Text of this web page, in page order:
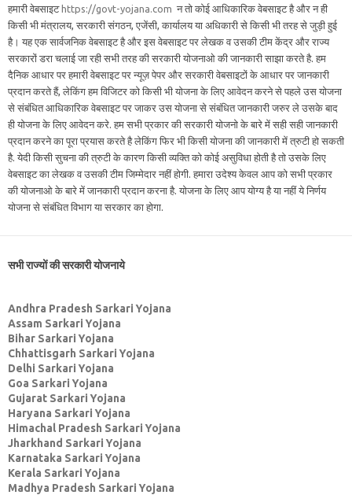
हमारी वेबसाइटhttps://govt-yojana.com न तो कोई आधिकारिक वेबसाइट है और न ही
किसी भी मंत्रालय, सरकारी संगठन, एजेंसी, कार्यालय या अधिकारी से किसी भी तरह से जुड़ी हुई
है। यह एक सार्वजनिक वेबसाइट है और इस वेबसाइट पर लेखक व उसकी टीम केंद्र और राज्य
सरकारों डरा चलाई जा रही सभी तरह की सरकारी योजनाओ की जानकारी साझा करते है. हम
दैनिक आधार पर हमारी वेबसाइट पर न्यूज़ पेपर और सरकारी वेबसाइटों के आधार पर जानकारी
प्रदान करते हैं, लेकिंग हम विजिटर को किसी भी योजना के लिए आवेदन करने से पहले उस योजना
से संबंधित आधिकारिक वेबसाइट पर जाकर उस योजना से संबंधित जानकारी जरुर ले उसके बाद
ही योजना के लिए आवेदन करे. हम सभी प्रकार की सरकारी योजनो के बारे में सही सही जानकारी
प्रदान करने का पूरा प्रयास करते है लेकिंग फिर भी किसी योजना की जानकारी में त्रुटी हो सकती
है. येदी किसी सुचना की त्रुटी के कारण किसी व्यक्ति को कोई असुविधा होती है तो उसके लिए
वेबसाइट का लेखक व उसकी टीम जिम्मेदार नहीं होगी. हमारा उदेश्य केवल आप को सभी प्रकार
की योजनाओ के बारे में जानकारी प्रदान करना है. योजना के लिए आप योग्य है या नहीं ये निर्णय
योजना से संबंधित विभाग या सरकार का होगा.
सभी राज्यों की सरकारी योजनाये
Andhra Pradesh Sarkari Yojana
Assam Sarkari Yojana
Bihar Sarkari Yojana
Chhattisgarh Sarkari Yojana
Delhi Sarkari Yojana
Goa Sarkari Yojana
Gujarat Sarkari Yojana
Haryana Sarkari Yojana
Himachal Pradesh Sarkari Yojana
Jharkhand Sarkari Yojana
Karnataka Sarkari Yojana
Kerala Sarkari Yojana
Madhya Pradesh Sarkari Yojana